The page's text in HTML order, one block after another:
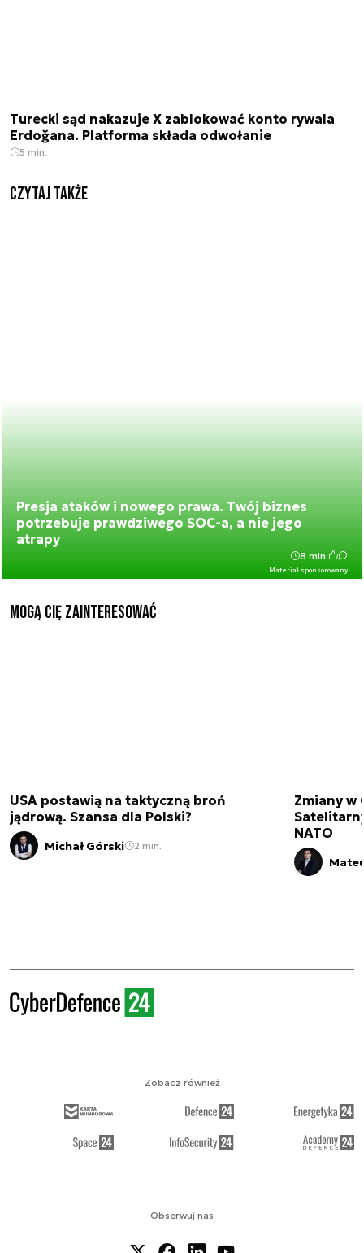
Turecki sąd nakazuje X zablokować konto rywala
Erdoğana. Platforma składa odwołanie
5 min.
Czytaj także
Presja ataków i nowego prawa. Twój biznes
potrzebuje prawdziwego SOC-a, a nie jego
atrapy
Materiał sponsorowany
8 min.
Mogą Cię zainteresować
USA postawią na taktyczną broń
jądrową. Szansa dla Polski?
Michał Górski 2 min.
Zmiany w
NATO
Obserwuj nas
Zobacz również